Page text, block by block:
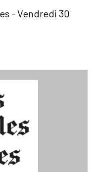
- Vendredi 30